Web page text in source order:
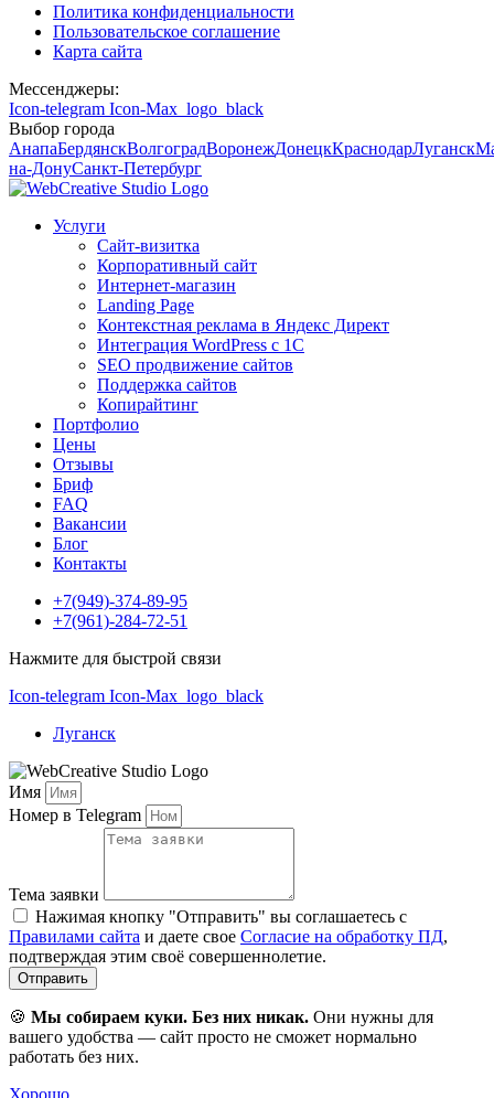
Политика конфиденциальности
Пользовательское соглашение
Карта сайта
Мессенджеры:
Icon-telegram Icon-Max_logo_black
Выбор города
АнапаБердянскВолгоградВоронежДонецкКраснодарЛуганск
на-ДонуСанкт-Петербург
Услуги
Сайт-визитка
Корпоративный сайт
Интернет-магазин
Landing Page
Контекстная реклама в Яндекс Директ
Интеграция WordPress c 1C
SEO продвижение сайтов
Поддержка сайтов
Копирайтинг
Портфолио
Цены
Отзывы
Бриф
FAQ
Вакансии
Блог
Контакты
+7(949)-374-89-95
+7(961)-284-72-51
Нажмите для быстрой связи
Icon-telegram Icon-Max_logo_black
Луганск
Имя
Номер в Telegram
Тема заявки
Нажимая кнопку "Отправить" вы соглашаетесь с
Правилами сайта и даете свое Согласие на обработку ПД,
подтверждая этим своё совершеннолетие.
Отправить
🍪 Мы собираем куки. Без них никак. Они нужны для
вашего удобства — сайт просто не сможет нормально
работать без них.
Хорошо